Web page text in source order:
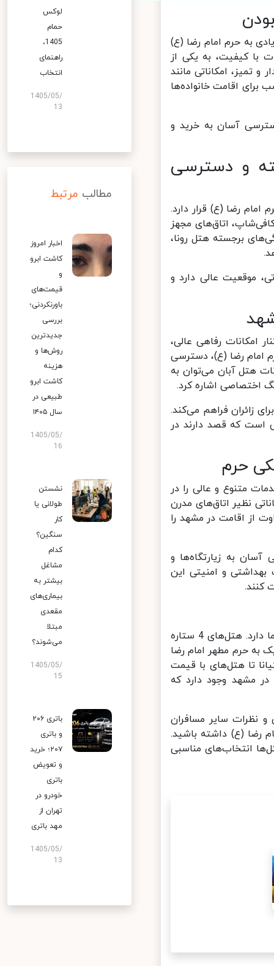
زیادی به حرم امام رضا (ع)
کیفیت، به یکی از
امکاناتی مانند
اقامت خانواده‌ها
آسان به خرید و
و دسترسی
حرم امام رضا (ع) قرار دارد.
اتاق‌های مجهز
برجسته هتل رونا،
موقعیت عالی دارد و
که در کنار امکانات رفاهی عالی،
امام رضا (ع)، دسترسی
هتل آبان می‌توان به
اختصاصی اشاره کرد.
زائران فراهم می‌کند.
است که قصد دارند در
که خدمات متنوع و عالی را در
نظیر اتاق‌های مدرن
از اقامت در مشهد را
به زیارتگاه‌ها و
و امنیتی این
در نهایت، انتخاب هتل مناسب بستگی به نیازها و خواسته‌های شخصی شما دارد. هتل‌های 4 ستاره
حرم مطهر امام رضا
تا هتل‌های با قیمت
مشهد وجود دارد که
نظرات سایر مسافران
رضا (ع) داشته باشید.
انتخاب‌های مناسبی
لوکس
حمام
1405،
راهنمای
انتخاب
1405/05/
13
مطالب مرتبط
اخبار امروز
کاشت ابرو
قیمت‌های
باورنکردنی؛
بررسی
جدیدترین
روش‌ها و
هزینه
کاشت ابرو
طبیعی در
سال ۱۴۰۵
1405/05/
16
نشستن
طولانی یا
کار
سنگین؟
کدام
مشاغل
بیشتر به
بیماری‌های
مقعدی
مبتلا
می‌شوند؟
1405/05/
15
باتری ۲۰۶
و باتری
۲۰۷؛ خرید
و تعویض
باتری
خودرو در
تهران از
مهد باتری
1405/05/
13